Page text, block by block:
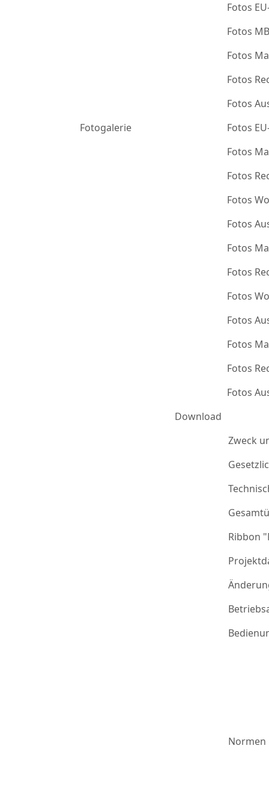
Fotogalerie
Fotos
Fotos
Fotos
Fotos
Fotos
Fotos
Fotos
Fotos
Fotos
Fotos
Fotos
Fotos
Fotos
Fotos
Fotos
Fotos
Fotos
Download
Zweck
Ribbon
Normen